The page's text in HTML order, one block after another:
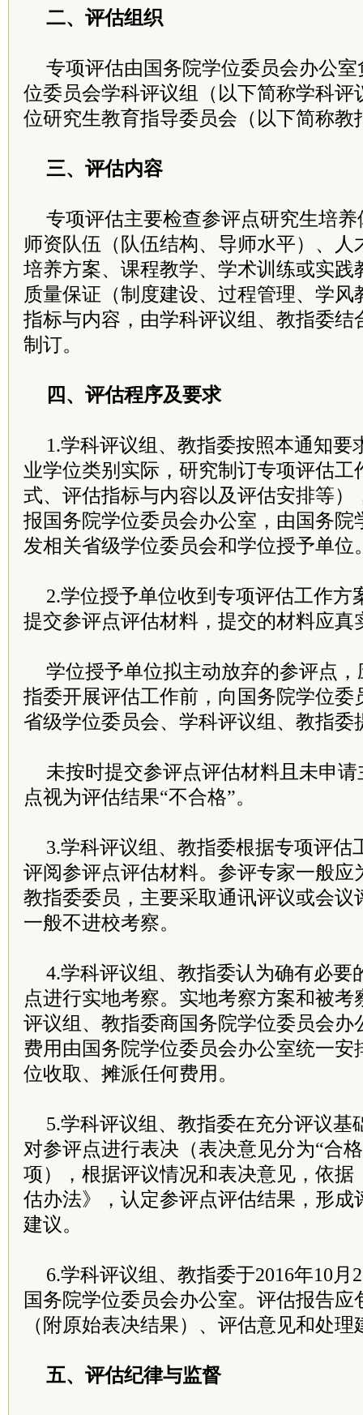
二、评估组织
专项评估由国务院学位委员会办公
位委员会学科评议组（以下简称学科评
位研究生教育指导委员会（以下简称教
三、评估内容
专项评估主要检查参评点研究生培
师资队伍（队伍结构、导师水平）、人
培养方案、课程教学、学术训练或实践
质量保证（制度建设、过程管理、学风
指标与内容，由学科评议组、教指委结
制订。
四、评估程序及要求
1.学科评议组、教指委按照本通知要
业学位类别实际，研究制订专项评估工
式、评估指标与内容以及评估安排等）
报国务院学位委员会办公室，由国务院
发相关省级学位委员会和学位授予单位
2.学位授予单位收到专项评估工作方
提交参评点评估材料，提交的材料应真
学位授予单位拟主动放弃的参评点
指委开展评估工作前，向国务院学位委
省级学位委员会、学科评议组、教指委
未按时提交参评点评估材料且未申
点视为评估结果“不合格”。
3.学科评议组、教指委根据专项评估
评阅参评点评估材料。参评专家一般应
教指委委员，主要采取通讯评议或会议
一般不进校考察。
4.学科评议组、教指委认为确有必要
点进行实地考察。实地考察方案和被考
评议组、教指委商国务院学位委员会办
费用由国务院学位委员会办公室统一安
位收取、摊派任何费用。
5.学科评议组、教指委在充分评议基
对参评点进行表决（表决意见分为“合
项），根据评议情况和表决意见，依据
估办法》，认定参评点评估结果，形成
建议。
6.学科评议组、教指委于2016年10月
国务院学位委员会办公室。评估报告应
（附原始表决结果）、评估意见和处理
五、评估纪律与监督